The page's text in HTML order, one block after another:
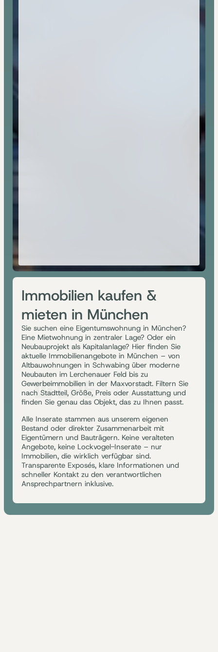
Immobilien kaufen &
mieten in München
Sie suchen eine Eigentumswohnung in München?
Eine Mietwohnung in zentraler Lage? Oder ein
Neubauprojekt als Kapitalanlage? Hier finden Sie
aktuelle Immobilienangebote in München – von
Altbauwohnungen in Schwabing über moderne
Neubauten im Lerchenauer Feld bis zu
Gewerbeimmobilien in der Maxvorstadt. Filtern Sie
nach Stadtteil, Größe, Preis oder Ausstattung und
finden Sie genau das Objekt, das zu Ihnen passt.
Alle Inserate stammen aus unserem eigenen
Bestand oder direkter Zusammenarbeit mit
Eigentümern und Bauträgern. Keine veralteten
Angebote, keine Lockvogel-Inserate – nur
Immobilien, die wirklich verfügbar sind.
Transparente Exposés, klare Informationen und
schneller Kontakt zu den verantwortlichen
Ansprechpartnern inklusive.